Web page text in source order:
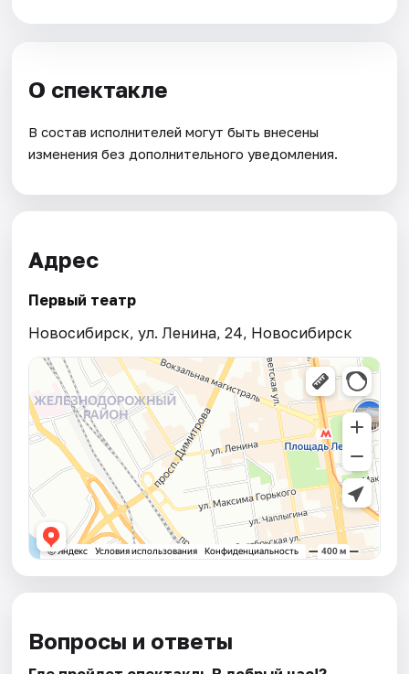
О спектакле
В состав исполнителей могут быть внесены
изменения без дополнительного уведомления.
Адрес
Первый театр
Новосибирск, ул. Ленина, 24, Новосибирск
Вопросы и ответы